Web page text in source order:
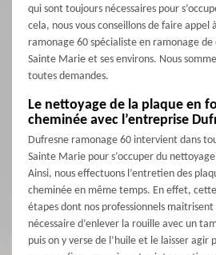
qui sont toujours nécessaires pour
cela, nous vous conseillons de faire appel
ramonage 60 spécialiste en ramonage
Sainte Marie et ses environs. Nous
toutes demandes.
Le nettoyage de la plaque en
cheminée avec l’entreprise
Dufresne ramonage 60 intervient dans
Sainte Marie pour s’occuper du
Ainsi, nous effectuons l’entretien des
cheminée en même temps. En effet,
étapes dont nos professionnels
nécessaire d’enlever la rouille avec un
puis on y verse de l’huile et le laisser agir